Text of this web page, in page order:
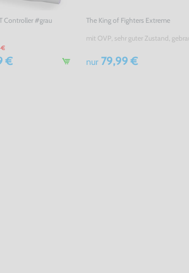
Controller #grau
€
€
The King of Fighters Extreme
mit OVP, sehr guter Zustand,
nur 79,99 €